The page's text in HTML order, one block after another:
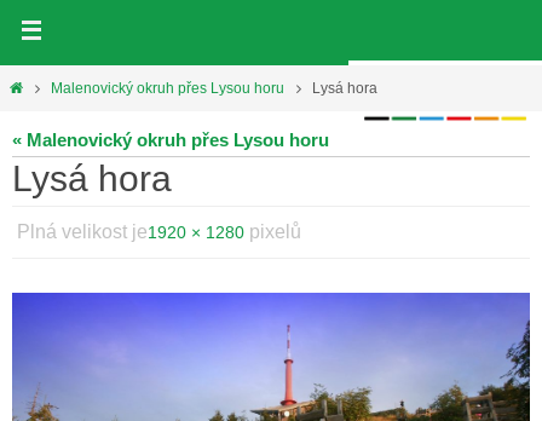
obsahHomeMalenovický okruh přes Lysou horu Lysá hora
« Malenovický okruh přes Lysou horu
Lysá hora
Plná velikost je1920 × 1280 pixelů